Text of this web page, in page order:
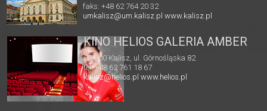
faks: +48 62 764 20 32
umkalisz@um.kalisz.plwww.kalisz.pl
KINO HELIOS GALERIA AMBER
62-800 Kalisz, ul. Górnośląska 82
tel. +48 62 761 18 67
kalisz@helios.pl www.helios.pl